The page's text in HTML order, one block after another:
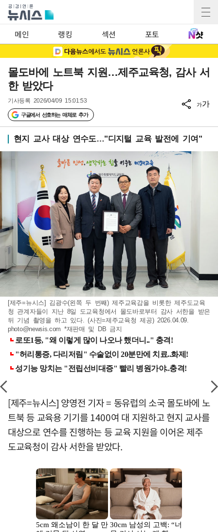
메인 랭킹 섹션 포토
몰도바에 노트북 지원…제주교육청, 감사 서
한 받았다
기사등록 2026/04/09 15:01:53
구글에서 선호하는 매체로 추가
가가
현지 교사 대상 연수도…"디지털 교육 발전에 기여"
[제주=뉴시스] 김광수(왼쪽 두 번째) 제주교육감을 비롯한 제주도교육
청 관계자들이 지난 8일 도교육청에서 몰도바로부터 감사 서한을 받은
뒤 기념 촬영을 하고 있다. (사진=제주교육청 제공) 2026.04.09.
photo@newsis.com *재판매 및 DB 금지
[제주=뉴시스] 양영전 기자 = 동유럽의 소국 몰도바에 노
트북 등 교육용 기기를 1400여 대 지원하고 현지 교사를
대상으로 연수를 진행하는 등 교육 지원을 이어온 제주
도교육청이 감사 서한을 받았다.